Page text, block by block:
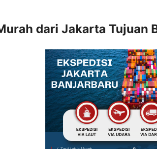
dari Jakarta Tujuan